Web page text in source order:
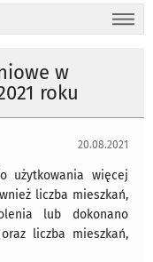
w
roku
20.08.2021
użytkowania więcej
liczba mieszkań,
lub dokonano
liczba mieszkań,